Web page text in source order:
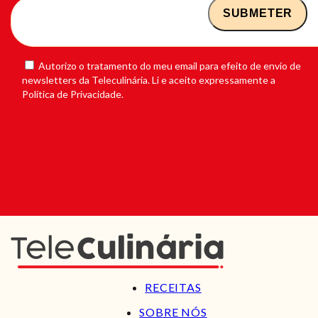
Autorizo o tratamento do meu email para efeito de envio de
newsletters da Teleculinária. Li e aceito expressamente a
Política de Privacidade.
RECEITAS
SOBRE NÓS